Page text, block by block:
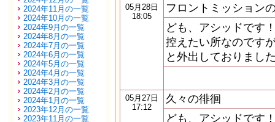
2024年11月の一覧
2024年10月の一覧
2024年9月の一覧
2024年8月の一覧
2024年7月の一覧
2024年6月の一覧
2024年5月の一覧
2024年4月の一覧
2024年3月の一覧
2024年2月の一覧
2024年1月の一覧
2023年12月の一覧
2023年11月の一覧
05月28日
18:05
フロントミッション
ども、アシッドです
控えたい所なのです
と外出しておりまし
05月27日
17:12
久々の徘徊
ども、アシッドです